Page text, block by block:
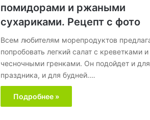
помидорами и ржаными
сухариками. Рецепт с фото
Всем любителям морепродуктов
попробовать легкий салат с креветками и
чесночными гренками. Он подойдет и для
праздника, и для будней.…
Подробнее »